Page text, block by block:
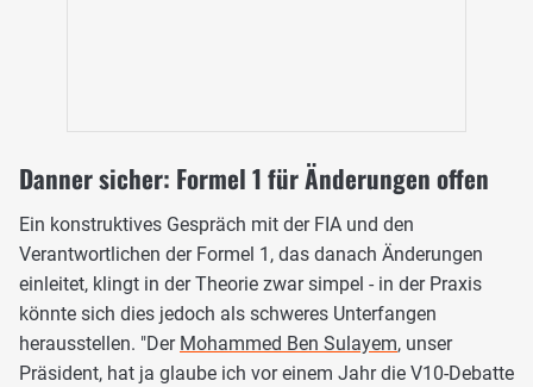
Danner sicher: Formel 1 für Änderungen offen
Ein konstruktives Gespräch mit der FIA und den
Verantwortlichen der Formel 1, das danach Änderungen
einleitet, klingt in der Theorie zwar simpel - in der Praxis
könnte sich dies jedoch als schweres Unterfangen
herausstellen. "Der Mohammed Ben Sulayem, unser
Präsident, hat ja glaube ich vor einem Jahr die V10-Debatte